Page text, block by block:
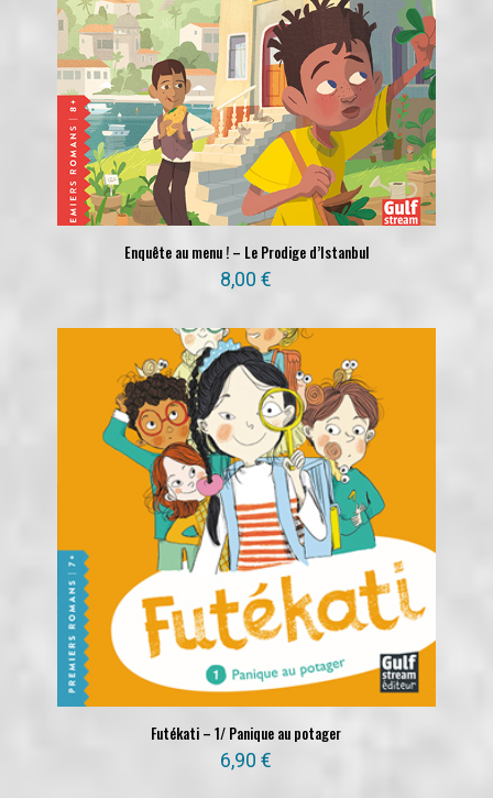
Enquête au menu ! – Le Prodige d’Istanbul
8,00€
Futékati – 1/ Panique au potager
6,90€